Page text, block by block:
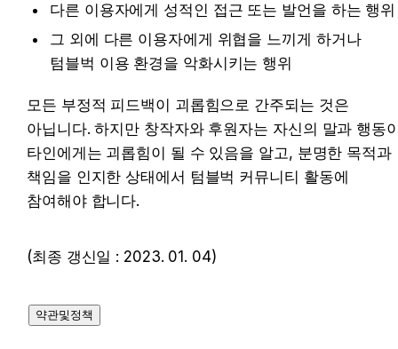
다른 이용자에게 성적인 접근 또는 발언을 하는 행위
그 외에 다른 이용자에게 위협을 느끼게 하거나
텀블벅 이용 환경을 악화시키는 행위
모든 부정적 피드백이 괴롭힘으로 간주되는 것은
아닙니다. 하지만 창작자와 후원자는 자신의 말과 행동
타인에게는 괴롭힘이 될 수 있음을 알고, 분명한 목적과
책임을 인지한 상태에서 텀블벅 커뮤니티 활동에
참여해야 합니다.
(최종 갱신일 : 2023. 01. 04)
약관및정책